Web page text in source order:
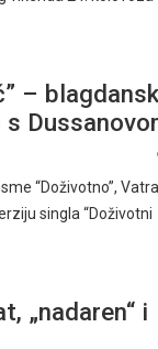
–
“Doživotno”, Vatra
singla “Doživotni
„nadaren“ i